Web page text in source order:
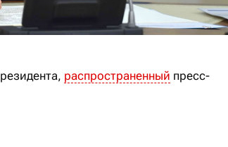
распространенный пресс-